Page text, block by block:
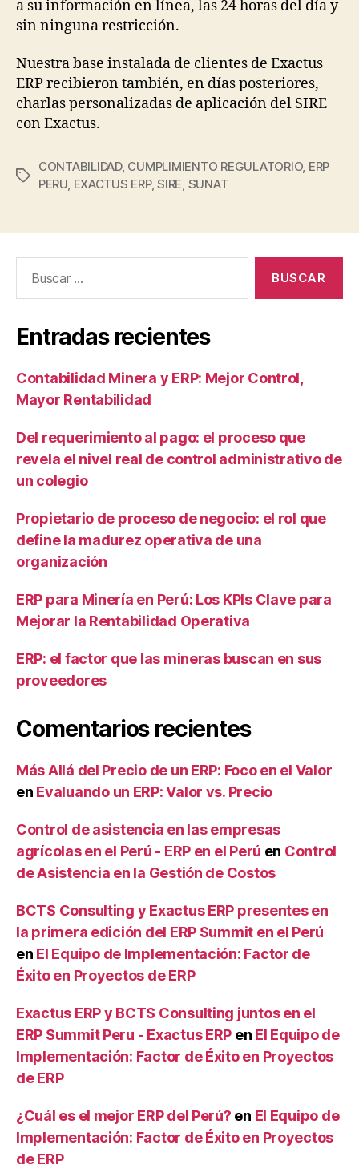
a su información en línea, las 24 horas del día y
sin ninguna restricción.
Nuestra base instalada de clientes de Exactus
ERP recibieron también, en días posteriores,
charlas personalizadas de aplicación del SIRE
con Exactus.
CONTABILIDAD, CUMPLIMIENTO REGULATORIO, ERP
PERU, EXACTUS ERP,SIRE, SUNAT
Entradas recientes
Contabilidad Minera y ERP: Mejor Control,
Mayor Rentabilidad
Del requerimiento al pago: el proceso que
revela el nivel real de control administrativo de
un colegio
Propietario de proceso de negocio: el rol que
define la madurez operativa de una
organización
ERP para Minería en Perú: Los KPIs Clave para
Mejorar la Rentabilidad Operativa
ERP: el factor que las mineras buscan en sus
proveedores
Comentarios recientes
Más Allá del Precio de un ERP: Foco en el Valor
en Evaluando un ERP: Valor vs. Precio
Control de asistencia en las empresas
agrícolas en el Perú - ERP en el Perú en Control
de Asistencia en la Gestión de Costos
BCTS Consulting y Exactus ERP presentes en
la primera edición del ERP Summit en el Perú
en El Equipo de Implementación: Factor de
Éxito en Proyectos de ERP
Exactus ERP y BCTS Consulting juntos en el
ERP Summit Peru - Exactus ERP en El Equipo de
Implementación: Factor de Éxito en Proyectos
de ERP
¿Cuál es el mejor ERP del Perú? en El Equipo de
Implementación: Factor de Éxito en Proyectos
de ERP